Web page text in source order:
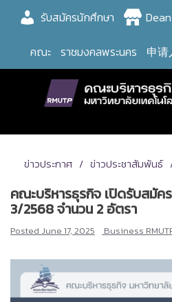
content
รับสมัครนักศึกษา
คณะ ราชมงคลพระนคร 申请
ข่าวประกาศ ข่าวประชาสัมพันธ์
คณะบริหารธุรกิจ เปิดรับสมัค
3/2568 จำนวน 2 อัตรา
Posted June 17, 2025 Business